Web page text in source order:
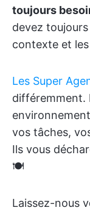
toujours
devez
contexte et
Les Super
différemment.
vos tâches,
Ils vous
🍽️
Laissez-nous